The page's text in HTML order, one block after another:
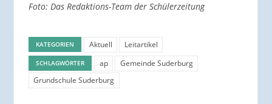
Foto: Das Redaktions-Team der Schülerzeitung
KATEGORIEN Aktuell Leitartikel
SCHLAGWÖRTER ap
Gemeinde Suderburg
Grundschule Suderburg